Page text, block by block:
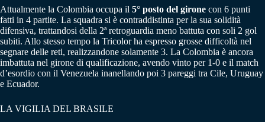
Attualmente la Colombia occupa il 5° posto del girone con 6 punti
fatti in 4 partite. La squadra si è contraddistinta per la sua solidità
difensiva, trattandosi della 2ª retroguardia meno battuta con soli 2 gol
subiti. Allo stesso tempo la Tricolor ha espresso grosse difficoltà nel
segnare delle reti, realizzandone solamente 3. La Colombia è ancora
imbattuta nel girone di qualificazione, avendo vinto per 1-0 e il match
d’esordio con il Venezuela inanellando poi 3 pareggi tra Cile, Uruguay
e Ecuador.
LA VIGILIA DEL BRASILE